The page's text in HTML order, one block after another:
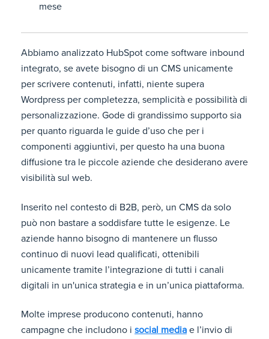
mese
Abbiamo analizzato HubSpot come software inbound
integrato, se avete bisogno di un CMS unicamente
per scrivere contenuti, infatti, niente supera
Wordpress per completezza, semplicità e possibilità di
personalizzazione. Gode di grandissimo supporto sia
per quanto riguarda le guide d’uso che per i
componenti aggiuntivi, per questo ha una buona
diffusione tra le piccole aziende che desiderano avere
visibilità sul web.
Inserito nel contesto di B2B, però, un CMS da solo
può non bastare a soddisfare tutte le esigenze. Le
aziende hanno bisogno di mantenere un flusso
continuo di nuovi lead qualificati, ottenibili
unicamente tramite l’integrazione di tutti i canali
digitali in un'unica strategia e in un’unica piattaforma.
Molte imprese producono contenuti, hanno
campagne che includono i social media e l’invio di